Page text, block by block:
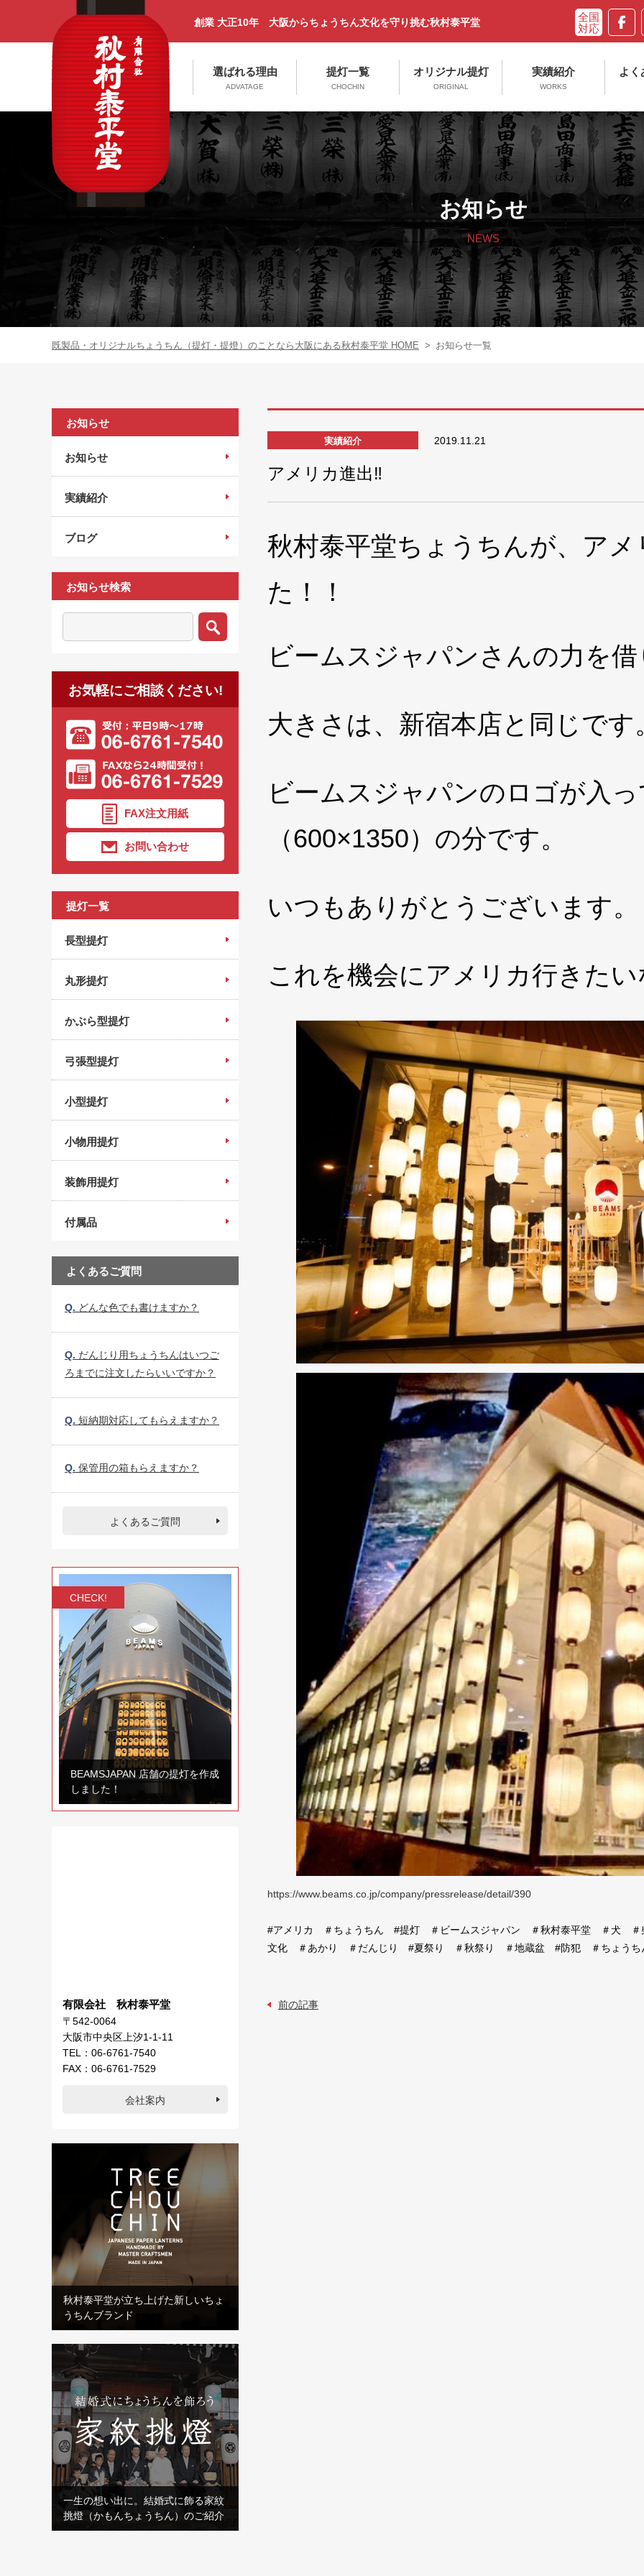
創業 大正10年 大阪からちょうちん文化を守り挑む秋村泰平堂
選ばれる理由
ADVATAGE
提灯一覧
CHOCHIN
オリジナル提灯
ORIGINAL
実績紹介
WORKS
よく
お知らせ
NEWS
既製品・オリジナルちょうちん（提灯・提燈）のことなら大阪にある秋村泰平堂 HOME > お知らせ一覧
実績紹介 2019.11.21
アメリカ進出‼️
秋村泰平堂ちょうちんが、ア
た！！
ビームスジャパンさんの力を
大きさは、新宿本店と同じです
ビームスジャパンのロゴが入
（600×1350）の分です。
いつもありがとうございます。
これを機会にアメリカ行きた
https://www.beams.co.jp/company/pressrelease/detail/390
#アメリカ ＃ちょうちん #提灯 ＃ビームスジャパン ＃秋村泰平堂 ＃
文化 ＃あかり ＃だんじり #夏祭り ＃秋祭り ＃地蔵盆 #防犯 ＃ちょ
前の記事
お知らせ
お知らせ
実績紹介
ブログ
お知らせ検索
お気軽にご相談ください!
FAX注文用紙
お問い合わせ
提灯一覧
長型提灯
丸形提灯
かぶら型提灯
弓張型提灯
小型提灯
小物用提灯
装飾用提灯
付属品
よくあるご質問
Q. どんな色でも書けますか？
Q. だんじり用ちょうちんはいつご
ろまでに注文したらいいですか？
Q. 短納期対応してもらえますか？
Q. 保管用の箱もらえますか？
よくあるご質問
CHECK!
BEAMSJAPAN 店舗の提灯を作成
しました！
有限会社 秋村泰平堂
〒542-0064
大阪市中央区上汐1-1-11
TEL：06-6761-7540
FAX：06-6761-7529
会社案内
秋村泰平堂が立ち上げた新しいちょ
うちんブランド
一生の想い出に。結婚式に飾る家紋
挑燈（かもんちょうちん）のご紹介